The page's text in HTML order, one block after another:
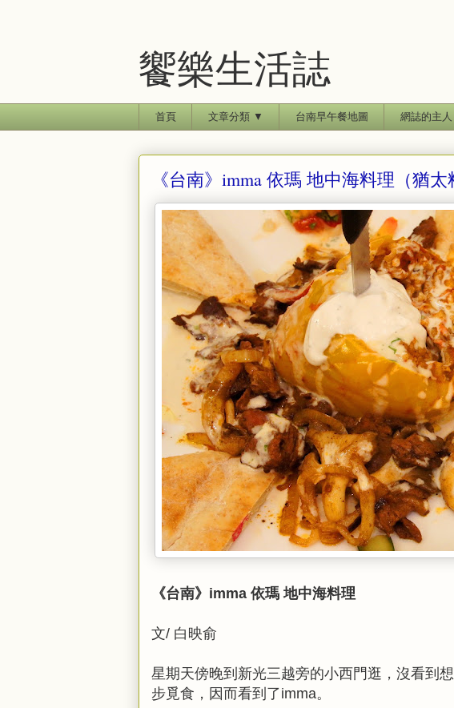
饗樂生活誌
首頁 文章分類 ▼ 台南早午餐地圖 網誌的主
《台南》imma 依瑪 地中海料理（猶太
《台南》imma 依瑪 地中海料理
文/ 白映俞
星期天傍晚到新光三越旁的小西門逛，沒看到
步覓食，因而看到了imma。